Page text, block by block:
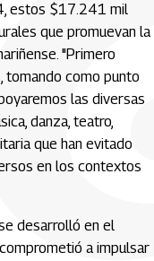
estos $17.241 mil
que promuevan la
"Primero
tomando como punto
las diversas
danza, teatro,
que han evitado
en los contextos
desarrolló en el
a impulsar